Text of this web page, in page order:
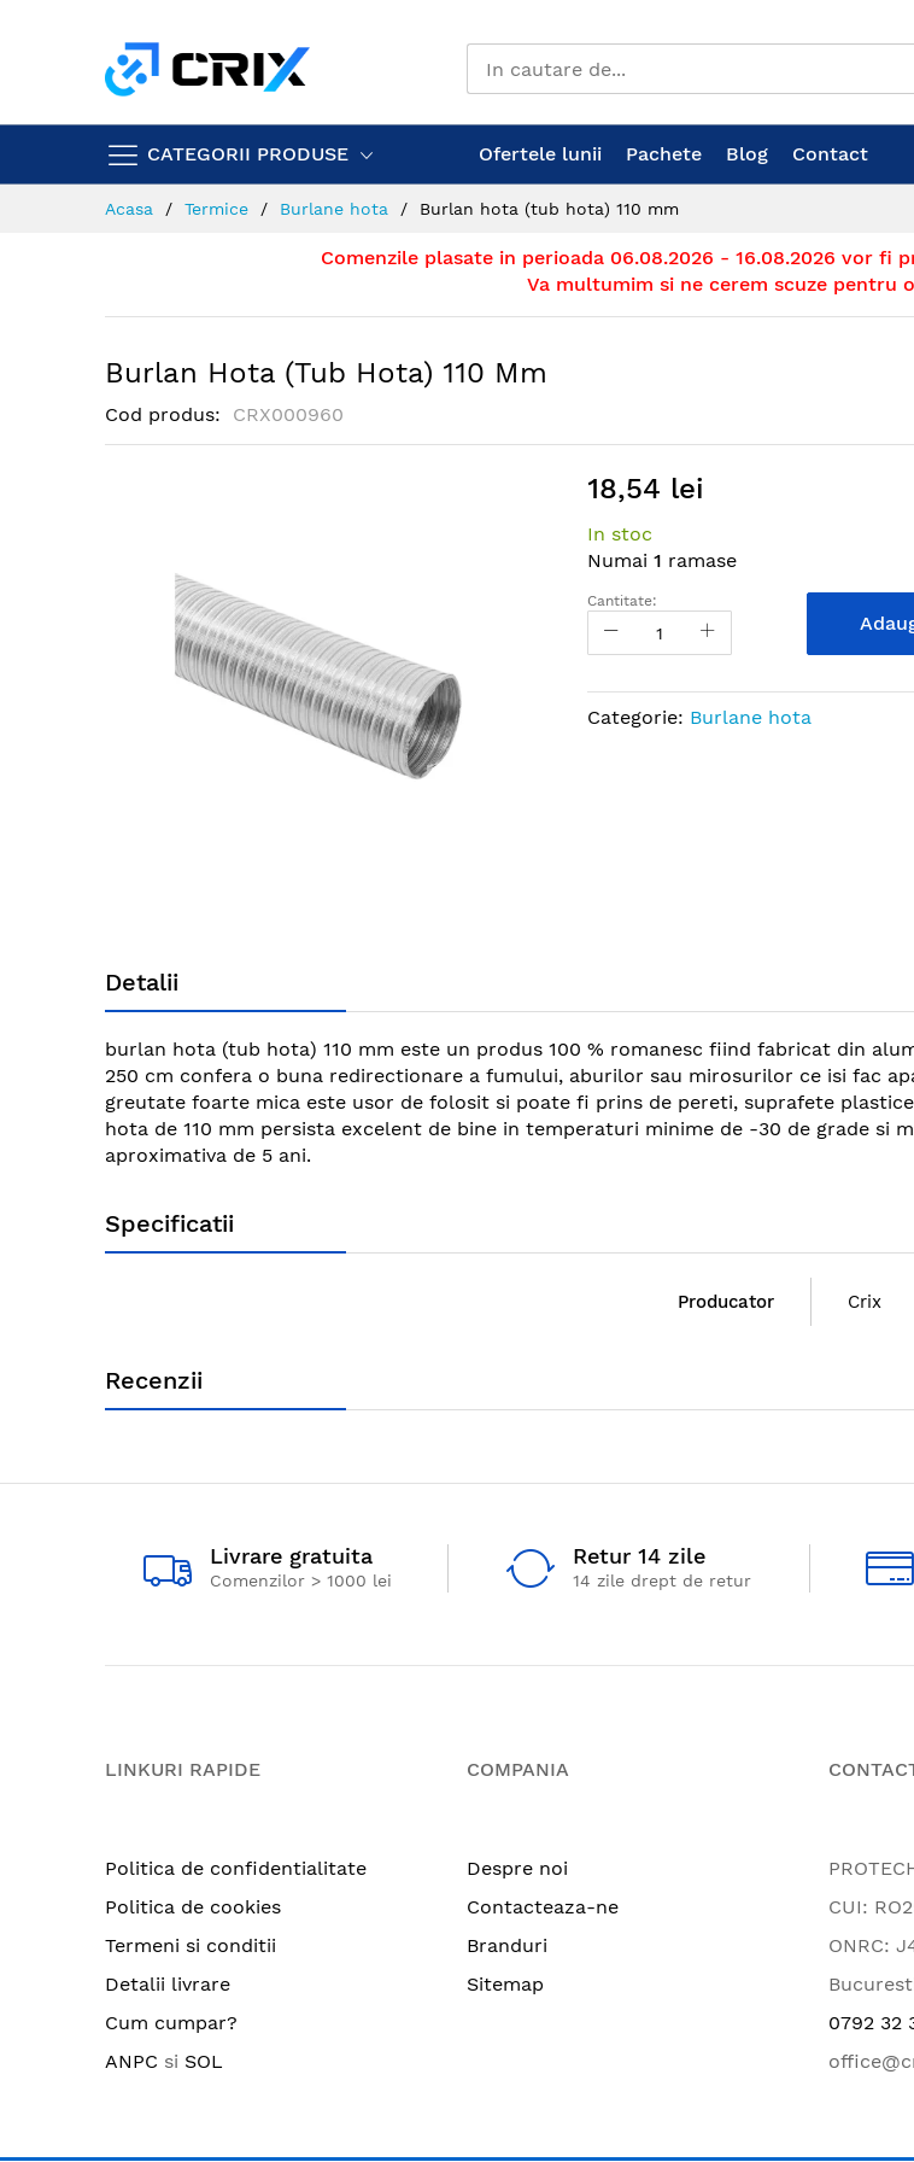
CATEGORII PRODUSE Ofertele lunii Pachete Blog Contact
Acasa Termice Burlane hota Burlan hota (tub hota) 110 mm
Comenzile plasate in perioada 06.08.2026 - 16.08.2026 vor fi
Va multumim si ne cerem scuze pentru
Burlan Hota (tub Hota) 110 Mm
Cod produs CRX000960
the
beginning
the
images
gallery
18,54 lei
In stoc
Numai 1 ramase
Cantitate:
Categorie: Burlane hota
Detalii
burlan hota (tub hota) 110 mm este un produs 100 % romanesc fiind fabricat din
250 cm confera o buna redirectionare a fumului, aburilor sau mirosurilor ce isi fac
greutate foarte mica este usor de folosit si poate fi prins de pereti, suprafete
hota de 110 mm persista excelent de bine in temperaturi minime de -30 de grade si
aproximativa de 5 ani.
Specificatii
Producator Crix
Recenzii
Livrare gratuita
Comenzilor > 1000 lei
Retur 14 zile
14 zile drept de retur
LINKURI RAPIDE
Politica de confidentialitate
Politica de cookies
Termeni si conditii
Detalii livrare
Cum cumpar?
ANPC si SOL
COMPANIA
Despre noi
Contacteaza-ne
Branduri
Sitemap
CUI:
ONRC:
0792 32